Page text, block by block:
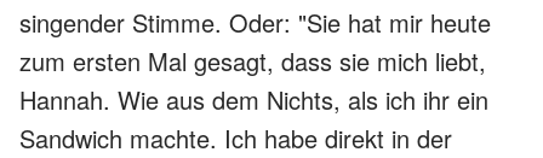
singender Stimme. Oder: "Sie hat mir heute
zum ersten Mal gesagt, dass sie mich liebt,
Hannah. Wie aus dem Nichts, als ich ihr ein
Sandwich machte. Ich habe direkt in der